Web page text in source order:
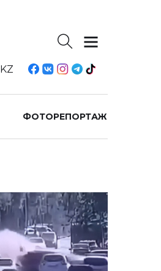
KZ
ФОТОРЕПОРТАЖ